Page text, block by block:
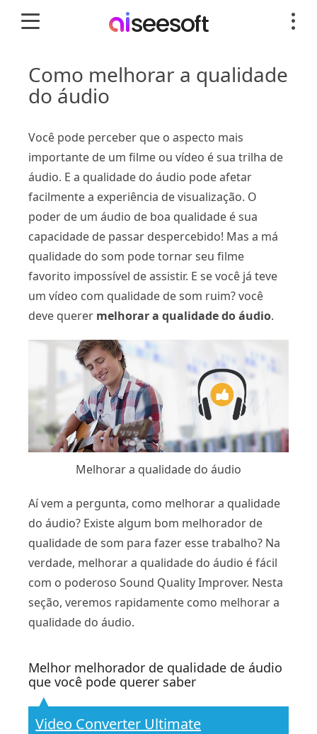
Como melhorar a qualidade
do áudio
Você pode perceber que o aspecto mais
importante de um filme ou vídeo é sua trilha de
áudio. E a qualidade do áudio pode afetar
facilmente a experiência de visualização. O
poder de um áudio de boa qualidade é sua
capacidade de passar despercebido! Mas a má
qualidade do som pode tornar seu filme
favorito impossível de assistir. E se você já teve
um vídeo com qualidade de som ruim? você
deve querer melhorar a qualidade do áudio.
Melhorar a qualidade do áudio
Aí vem a pergunta, como melhorar a qualidade
do áudio? Existe algum bom melhorador de
qualidade de som para fazer esse trabalho? Na
verdade, melhorar a qualidade do áudio é fácil
com o poderoso Sound Quality Improver. Nesta
seção, veremos rapidamente como melhorar a
qualidade do áudio.
Melhor melhorador de qualidade de áudio
que você pode querer saber
Video Converter Ultimate